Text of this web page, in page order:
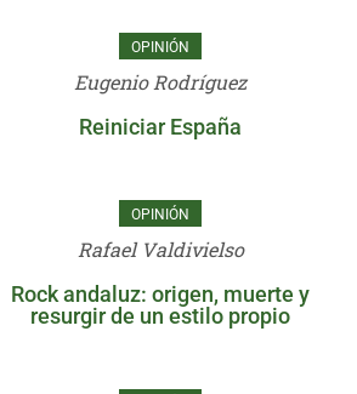
OPINIÓN
Eugenio Rodríguez
Reiniciar España
OPINIÓN
Rafael Valdivielso
Rock andaluz: origen, muerte y
resurgir de un estilo propio